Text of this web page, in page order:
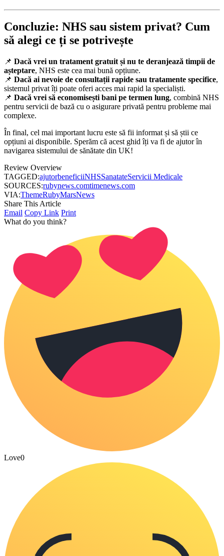
Concluzie: NHS sau sistem privat? Cum
să alegi ce ți se potrivește
📌 Dacă vrei un tratament gratuit și nu te deranjează timpii de
așteptare, NHS este cea mai bună opțiune.
📌 Dacă ai nevoie de consultații rapide sau tratamente specifice,
sistemul privat îți poate oferi acces mai rapid la specialiști.
📌 Dacă vrei să economisești bani pe termen lung, combină NHS
pentru servicii de bază cu o asigurare privată pentru probleme mai
complexe.
În final, cel mai important lucru este să fii informat și să știi ce
opțiuni ai disponibile. Sperăm că acest ghid îți va fi de ajutor în
navigarea sistemului de sănătate din UK!
Review Overview
TAGGED:ajutorbeneficiiNHSSanatateServicii Medicale
SOURCES:rubynews.comtimenews.com
VIA:ThemeRubyMarsNews
Share This Article
Email Copy Link Print
What do you think?
Love0